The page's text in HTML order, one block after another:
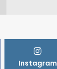
Instagram